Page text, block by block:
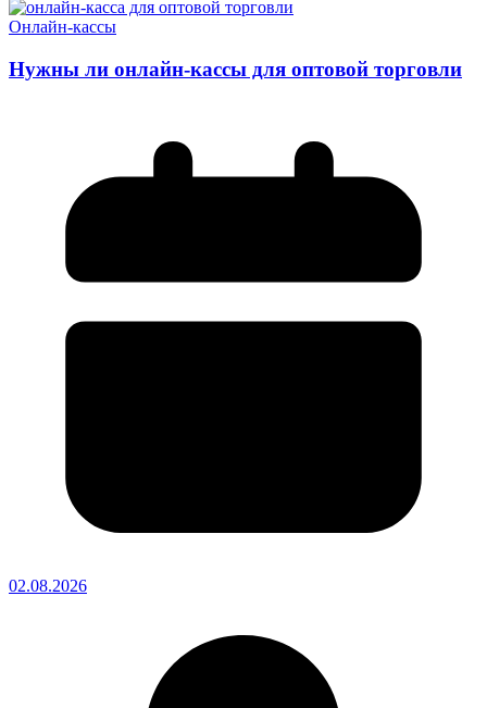
Онлайн-кассы
Нужны ли онлайн-кассы для оптовой торговли
02.08.2026